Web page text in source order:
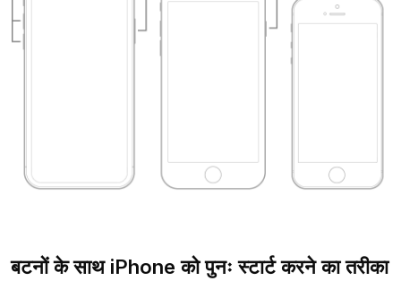
बटनों के साथ iPhone को पुनः स्टार्ट करने का तरीका